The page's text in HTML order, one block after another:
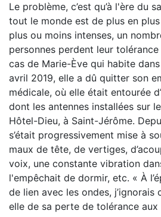
Le problème, c’est qu’à l'ère du
tout le monde est de plus en
plus ou moins intenses, un
personnes perdent leur
cas de Marie-Ève qui habite
avril 2019, elle a dû quitter son
médicale, où elle était entourée
dont les antennes installées sur
Hôtel-Dieu, à Saint-Jérôme.
s’était progressivement mise à
maux de tête, de vertiges,
voix, une constante vibration
l'empêchait de dormir, etc. « À
de lien avec les ondes,
elle de sa perte de tolérance aux